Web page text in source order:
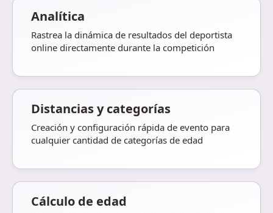
Analítica
Rastrea la dinámica de resultados del deportista
online directamente durante la competición
Distancias y categorías
Creación y configuración rápida de evento para
cualquier cantidad de categorías de edad
Cálculo de edad